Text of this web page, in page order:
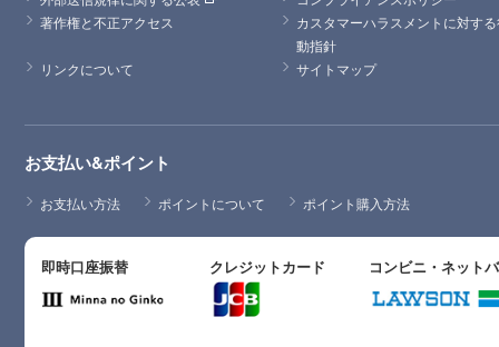
著作権と不正アクセス
カスタマーハラスメントに対す
動指針
リンクについて
サイトマップ
お支払い&ポイント
お支払い方法 ポイントについて ポイント購入方法
即時口座振替 クレジットカード コンビニ・ネット